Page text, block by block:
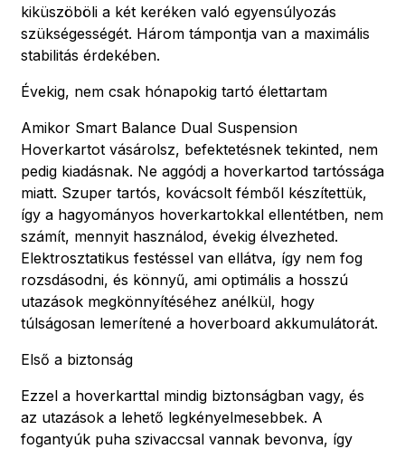
kiküszöböli a két keréken való egyensúlyozás
szükségességét. Három támpontja van a maximális
stabilitás érdekében.
Évekig, nem csak hónapokig tartó élettartam
Amikor Smart Balance Dual Suspension
Hoverkartot vásárolsz, befektetésnek tekinted, nem
pedig kiadásnak. Ne aggódj a hoverkartod tartóssága
miatt. Szuper tartós, kovácsolt fémből készítettük,
így a hagyományos hoverkartokkal ellentétben, nem
számít, mennyit használod, évekig élvezheted.
Elektrosztatikus festéssel van ellátva, így nem fog
rozsdásodni, és könnyű, ami optimális a hosszú
utazások megkönnyítéséhez anélkül, hogy
túlságosan lemerítené a hoverboard akkumulátorát.
Első a biztonság
Ezzel a hoverkarttal mindig biztonságban vagy, és
az utazások a lehető legkényelmesebbek. A
fogantyúk puha szivaccsal vannak bevonva, így